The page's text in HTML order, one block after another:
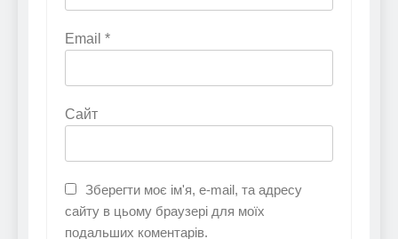
Email *
Сайт
Зберегти моє ім'я, e-mail, та адресу
сайту в цьому браузері для моїх
подальших коментарів.